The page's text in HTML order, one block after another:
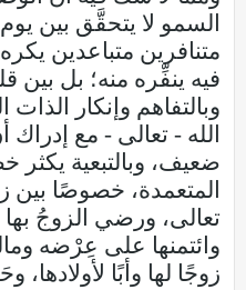
السمو لا يتحقَّق بين يوم
متنافرين متباعدين
فيه ينفِّره منه؛ بل بين
وبالتفاهم وإنكار
الله - تعالى - مع إدراك
ضعيف، وبالتبعية يكثر
المتعمدة، خصوصًا بين
تعالى، ورضي الزوجُ بها
وائتمنها على عِرْضه
زوجًا لها وأبًا